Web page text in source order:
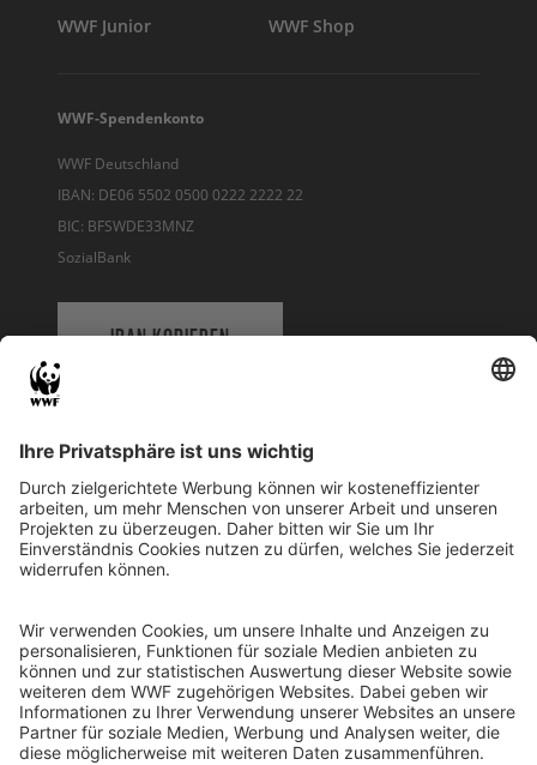
WWF Junior WWF Shop
WWF-Spendenkonto
WWF Deutschland
IBAN: DE06 5502 0500 0222 2222 22
BIC: BFSWDE33MNZ
SozialBank
IBAN KOPIEREN
WWF Deutschland
Reinhardtstr. 18
10117 Berlin
Ihre Spende kann steuerlich geltend gemacht werden
Registriert als Stiftung WWF Deutschland, Senatsverwaltung für
Justiz Berlin, Az: 3416/976/2
Umsatzsteuer-Identifikationsnummer: DE 114236103